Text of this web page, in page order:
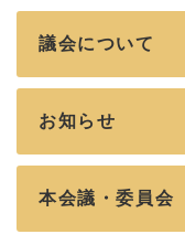
議会について
お知らせ
本会議・委員会